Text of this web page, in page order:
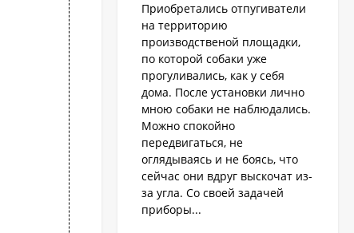
Приобретались отпугиватели
на территорию
производственой площадки,
по которой собаки уже
прогуливались, как у себя
дома. После установки лично
мною собаки не наблюдались.
Можно спокойно
передвигаться, не
оглядываясь и не боясь, что
сейчас они вдруг выскочат из-
за угла. Со своей задачей
приборы...